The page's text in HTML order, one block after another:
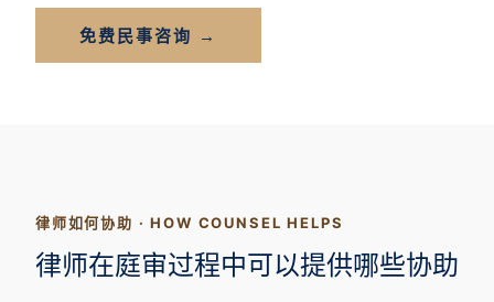
免费民事咨询 →
律师如何协助 · HOW COUNSEL HELPS
律师在庭审过程中可以提供哪些协助